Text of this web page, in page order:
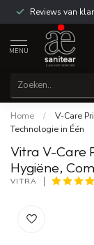
Reviews van
MENU
Home /
V-Care
Technologie in Één
Vitra V-Care
Hygiëne,
VITRA